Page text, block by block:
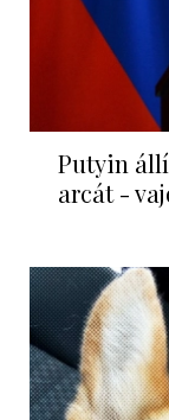
Putyin
arcát -